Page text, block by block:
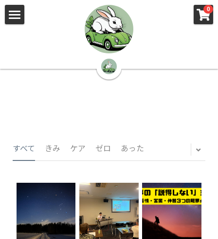
0
🌳株式会社 kibi🦉（トップ）
📰kibi log（ブログ）
🏢会社概要・プライバシーポリシー・プロフィ
📸Who am I?（プロフィール）
🏙️社員が防ぐ不正と犯罪
🙌自傷・他害・パニックは防げますか？
🏫社会福祉法人ぐらんま
すべて きみ ケア ゼロ あった
×
ストアカテゴリー
すべてのカテゴリー
×
ブログカテゴリー